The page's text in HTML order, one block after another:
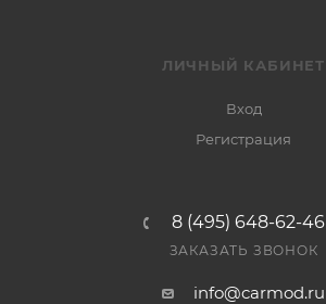
ЛИЧНЫЙ КАБИНЕТ
Вход
Регистрация
8 (495) 648-62-46
ЗАКАЗАТЬ ЗВОНОК
info@carmod.ru